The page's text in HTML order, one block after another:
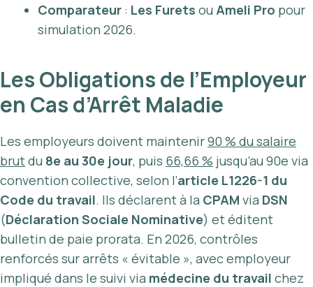
Comparateur : Les Furets ou Ameli Pro pour
simulation 2026.
Les Obligations de l’Employeur
en Cas d’Arrêt Maladie
Les employeurs doivent maintenir90 % du salaire
brutdu 8e au 30e jour, puis 66,66 % jusqu’au 90e via
convention collective, selon l’article L1226-1 du
Code du travail. Ils déclarent à la CPAM via DSN
(Déclaration Sociale Nominative) et éditent
bulletin de paie prorata. En 2026, contrôles
renforcés sur arrêts « évitable », avec employeur
impliqué dans le suivi via médecine du travail chez